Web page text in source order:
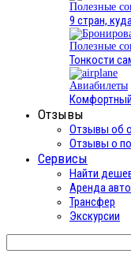
Полезные
9 стран,
Полезные
Тонкости
Авиабилеты
Комфортный
Отзывы
Отзывы об
Отзывы о
Сервисы
Найти
Аренда авто
Трансфер
Экскурсии